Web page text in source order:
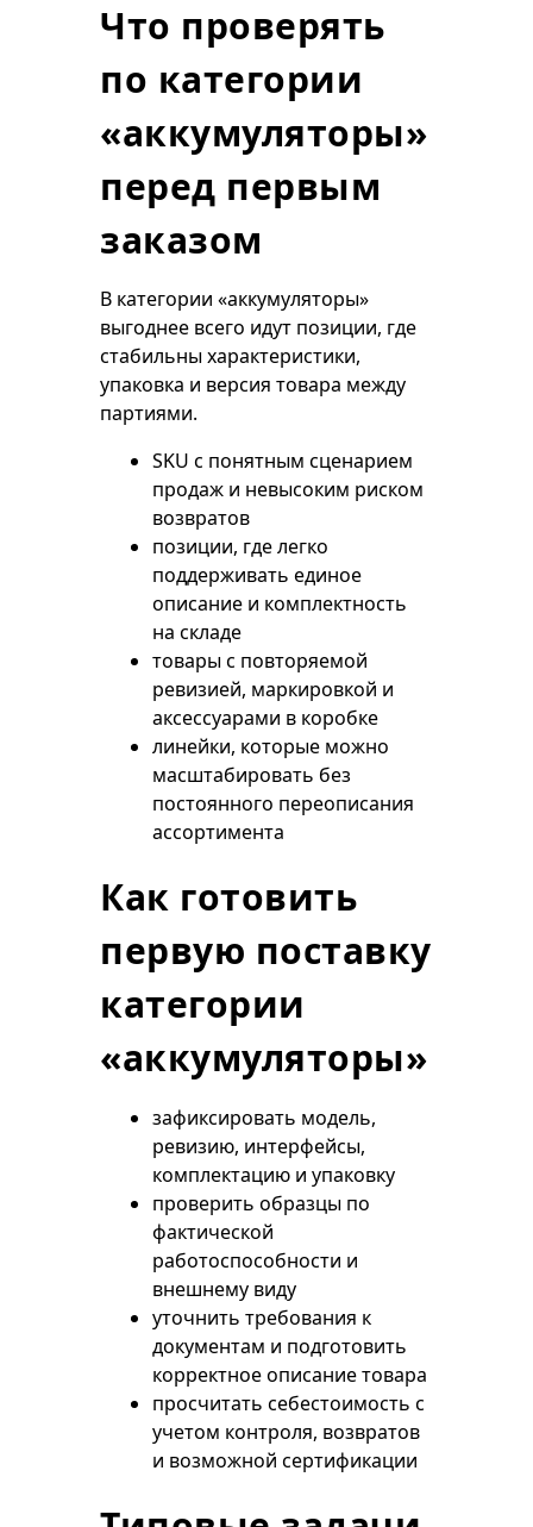
Что проверять
по категории
«аккумуляторы»
перед первым
заказом
В категории «аккумуляторы»
выгоднее всего идут позиции, где
стабильны характеристики,
упаковка и версия товара между
партиями.
SKU с понятным сценарием
продаж и невысоким риском
возвратов
позиции, где легко
поддерживать единое
описание и комплектность
на складе
товары с повторяемой
ревизией, маркировкой и
аксессуарами в коробке
линейки, которые можно
масштабировать без
постоянного переописания
ассортимента
Как готовить
первую поставку
категории
«аккумуляторы»
зафиксировать модель,
ревизию, интерфейсы,
комплектацию и упаковку
проверить образцы по
фактической
работоспособности и
внешнему виду
уточнить требования к
документам и подготовить
корректное описание товара
просчитать себестоимость с
учетом контроля, возвратов
и возможной сертификации